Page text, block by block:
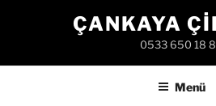
ÇANKAYA
0533 650 18
Menü